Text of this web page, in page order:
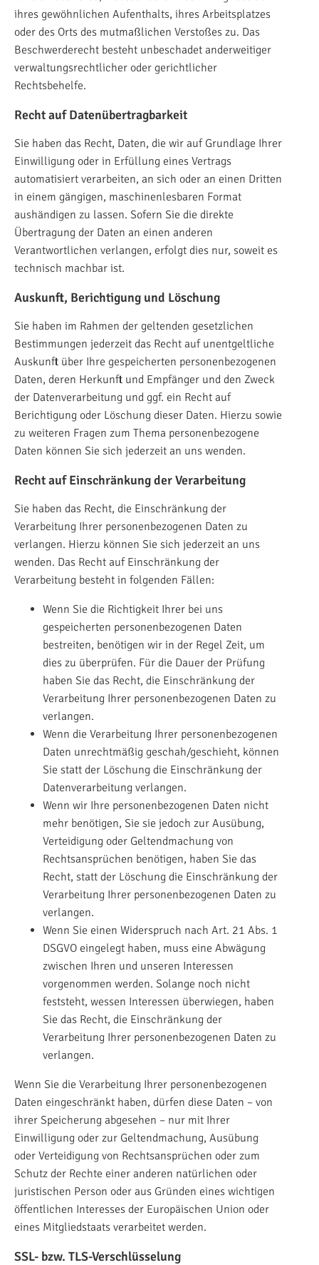
ihres gewöhnlichen Aufenthalts, ihres Arbeitsplatzes
oder des Orts des mutmaßlichen Verstoßes zu. Das
Beschwerderecht besteht unbeschadet anderweitiger
verwaltungsrechtlicher oder gerichtlicher
Rechtsbehelfe.
Recht auf Daten­übertrag­barkeit
Sie haben das Recht, Daten, die wir auf Grundlage Ihrer
Einwilligung oder in Erfüllung eines Vertrags
automatisiert verarbeiten, an sich oder an einen Dritten
in einem gängigen, maschinenlesbaren Format
aushändigen zu lassen. Sofern Sie die direkte
Übertragung der Daten an einen anderen
Verantwortlichen verlangen, erfolgt dies nur, soweit es
technisch machbar ist.
Auskunft, Berichtigung und Löschung
Sie haben im Rahmen der geltenden gesetzlichen
Bestimmungen jederzeit das Recht auf unentgeltliche
Auskunft über Ihre gespeicherten personenbezogenen
Daten, deren Herkunft und Empfänger und den Zweck
der Datenverarbeitung und ggf. ein Recht auf
Berichtigung oder Löschung dieser Daten. Hierzu sowie
zu weiteren Fragen zum Thema personenbezogene
Daten können Sie sich jederzeit an uns wenden.
Recht auf Einschränkung der Verarbeitung
Sie haben das Recht, die Einschränkung der
Verarbeitung Ihrer personenbezogenen Daten zu
verlangen. Hierzu können Sie sich jederzeit an uns
wenden. Das Recht auf Einschränkung der
Verarbeitung besteht in folgenden Fällen:
Wenn Sie die Richtigkeit Ihrer bei uns
gespeicherten personenbezogenen Daten
bestreiten, benötigen wir in der Regel Zeit, um
dies zu überprüfen. Für die Dauer der Prüfung
haben Sie das Recht, die Einschränkung der
Verarbeitung Ihrer personenbezogenen Daten zu
verlangen.
Wenn die Verarbeitung Ihrer personenbezogenen
Daten unrechtmäßig geschah/geschieht, können
Sie statt der Löschung die Einschränkung der
Datenverarbeitung verlangen.
Wenn wir Ihre personenbezogenen Daten nicht
mehr benötigen, Sie sie jedoch zur Ausübung,
Verteidigung oder Geltendmachung von
Rechtsansprüchen benötigen, haben Sie das
Recht, statt der Löschung die Einschränkung der
Verarbeitung Ihrer personenbezogenen Daten zu
verlangen.
Wenn Sie einen Widerspruch nach Art. 21 Abs. 1
DSGVO eingelegt haben, muss eine Abwägung
zwischen Ihren und unseren Interessen
vorgenommen werden. Solange noch nicht
feststeht, wessen Interessen überwiegen, haben
Sie das Recht, die Einschränkung der
Verarbeitung Ihrer personenbezogenen Daten zu
verlangen.
Wenn Sie die Verarbeitung Ihrer personenbezogenen
Daten eingeschränkt haben, dürfen diese Daten – von
ihrer Speicherung abgesehen – nur mit Ihrer
Einwilligung oder zur Geltendmachung, Ausübung
oder Verteidigung von Rechtsansprüchen oder zum
Schutz der Rechte einer anderen natürlichen oder
juristischen Person oder aus Gründen eines wichtigen
öffentlichen Interesses der Europäischen Union oder
eines Mitgliedstaats verarbeitet werden.
SSL- bzw. TLS-Verschlüsselung